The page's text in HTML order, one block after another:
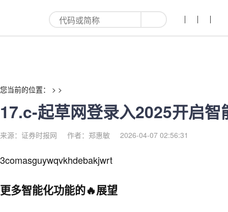
17.c-红利来
您当前的位置： > >
17.c-起草网登录入2025开启智
来源：证券时报网 作者：郑惠敏 2026-04-07 02:56:31
3comasguywqvkhdebakjwrt
更多智能化功能的🔥展望